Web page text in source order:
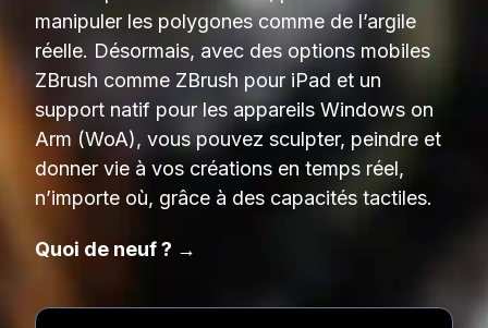
manipuler les polygones comme de l’argile
réelle. Désormais, avec des options mobiles
ZBrush comme ZBrush pour iPad et un
support natif pour les appareils Windows on
Arm (WoA), vous pouvez sculpter, peindre et
donner vie à vos créations en temps réel,
n’importe où, grâce à des capacités tactiles.
Quoi de neuf ? →